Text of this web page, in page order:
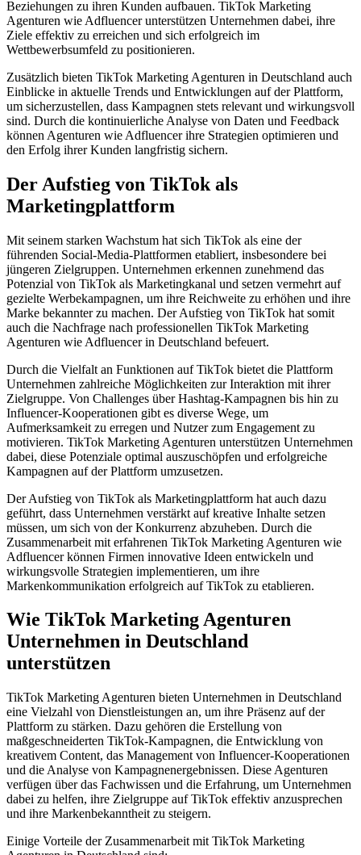
Beziehungen zu ihren Kunden aufbauen. TikTok Marketing
Agenturen wie Adfluencer unterstützen Unternehmen dabei, ihre
Ziele effektiv zu erreichen und sich erfolgreich im
Wettbewerbsumfeld zu positionieren.
Zusätzlich bieten TikTok Marketing Agenturen in Deutschland auch
Einblicke in aktuelle Trends und Entwicklungen auf der Plattform,
um sicherzustellen, dass Kampagnen stets relevant und wirkungsvoll
sind. Durch die kontinuierliche Analyse von Daten und Feedback
können Agenturen wie Adfluencer ihre Strategien optimieren und
den Erfolg ihrer Kunden langfristig sichern.
Der Aufstieg von TikTok als
Marketingplattform
Mit seinem starken Wachstum hat sich TikTok als eine der
führenden Social-Media-Plattformen etabliert, insbesondere bei
jüngeren Zielgruppen. Unternehmen erkennen zunehmend das
Potenzial von TikTok als Marketingkanal und setzen vermehrt auf
gezielte Werbekampagnen, um ihre Reichweite zu erhöhen und ihre
Marke bekannter zu machen. Der Aufstieg von TikTok hat somit
auch die Nachfrage nach professionellen TikTok Marketing
Agenturen wie Adfluencer in Deutschland befeuert.
Durch die Vielfalt an Funktionen auf TikTok bietet die Plattform
Unternehmen zahlreiche Möglichkeiten zur Interaktion mit ihrer
Zielgruppe. Von Challenges über Hashtag-Kampagnen bis hin zu
Influencer-Kooperationen gibt es diverse Wege, um
Aufmerksamkeit zu erregen und Nutzer zum Engagement zu
motivieren. TikTok Marketing Agenturen unterstützen Unternehmen
dabei, diese Potenziale optimal auszuschöpfen und erfolgreiche
Kampagnen auf der Plattform umzusetzen.
Der Aufstieg von TikTok als Marketingplattform hat auch dazu
geführt, dass Unternehmen verstärkt auf kreative Inhalte setzen
müssen, um sich von der Konkurrenz abzuheben. Durch die
Zusammenarbeit mit erfahrenen TikTok Marketing Agenturen wie
Adfluencer können Firmen innovative Ideen entwickeln und
wirkungsvolle Strategien implementieren, um ihre
Markenkommunikation erfolgreich auf TikTok zu etablieren.
Wie TikTok Marketing Agenturen
Unternehmen in Deutschland
unterstützen
TikTok Marketing Agenturen bieten Unternehmen in Deutschland
eine Vielzahl von Dienstleistungen an, um ihre Präsenz auf der
Plattform zu stärken. Dazu gehören die Erstellung von
maßgeschneiderten TikTok-Kampagnen, die Entwicklung von
kreativem Content, das Management von Influencer-Kooperationen
und die Analyse von Kampagnenergebnissen. Diese Agenturen
verfügen über das Fachwissen und die Erfahrung, um Unternehmen
dabei zu helfen, ihre Zielgruppe auf TikTok effektiv anzusprechen
und ihre Markenbekanntheit zu steigern.
Einige Vorteile der Zusammenarbeit mit TikTok Marketing